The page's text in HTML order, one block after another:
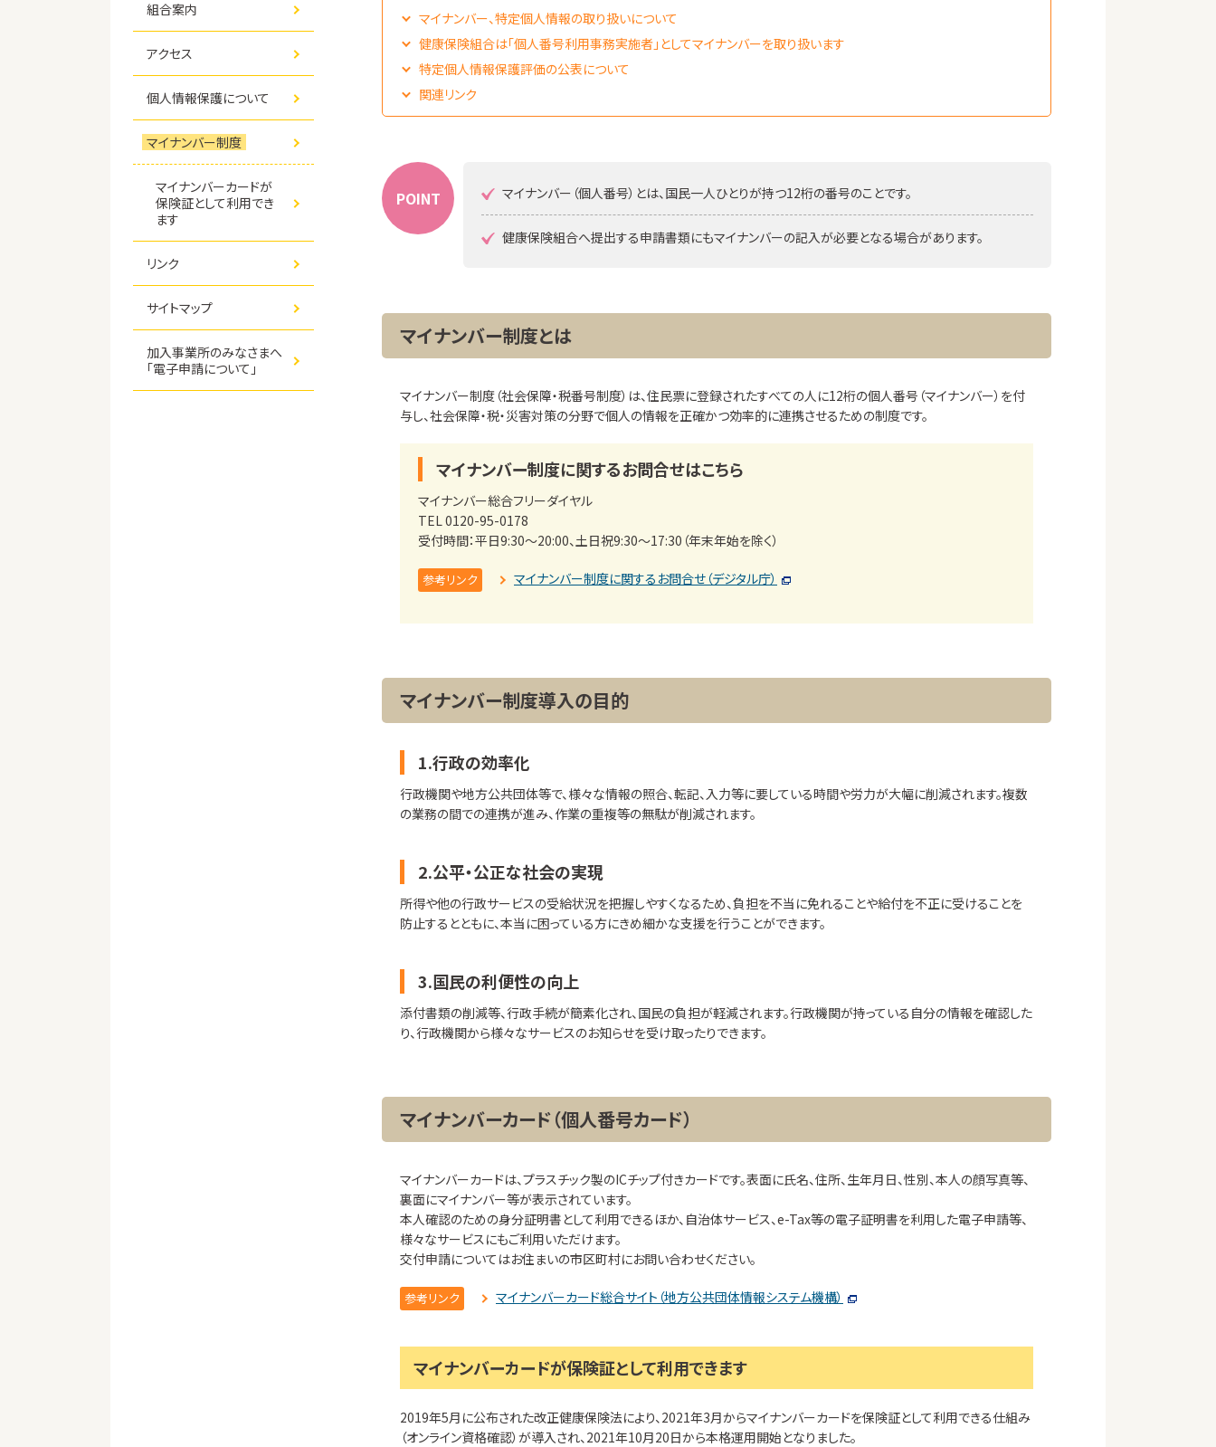
マイナンバー、特定個人情報の取り扱いについて
健康保険組合は「個人番号利用事務実施者」としてマイナンバーを取り扱います
特定個人情報保護評価の公表について
関連リンク
POINT マイナンバー（個人番号）とは、国民一人ひとりが持つ12桁の番号のことです。
健康保険組合へ提出する申請書類にもマイナンバーの記入が必要となる場合があります。
マイナンバー制度とは
マイナンバー制度（社会保障・税番号制度）は、住民票に登録されたすべての人に12桁の個人番号（マイナンバー）を付
与し、社会保障・税・災害対策の分野で個人の情報を正確かつ効率的に連携させるための制度です。
マイナンバー制度に関するお問合せはこちら
マイナンバー総合フリーダイヤル
TEL 0120-95-0178
受付時間：平日9:30～20:00、土日祝9:30～17:30（年末年始を除く）
参考リンク マイナンバー制度に関するお問合せ（デジタル庁）
マイナンバー制度導入の目的
1.行政の効率化
行政機関や地方公共団体等で、様々な情報の照合、転記、入力等に要している時間や労力が大幅に削減されます。複数
の業務の間での連携が進み、作業の重複等の無駄が削減されます。
2.公平・公正な社会の実現
所得や他の行政サービスの受給状況を把握しやすくなるため、負担を不当に免れることや給付を不正に受けることを
防止するとともに、本当に困っている方にきめ細かな支援を行うことができます。
3.国民の利便性の向上
添付書類の削減等、行政手続が簡素化され、国民の負担が軽減されます。行政機関が持っている自分の情報を確認した
り、行政機関から様々なサービスのお知らせを受け取ったりできます。
マイナンバーカード（個人番号カード）
マイナンバーカードは、プラスチック製のICチップ付きカードです。表面に氏名、住所、生年月日、性別、本人の顔写真等、
裏面にマイナンバー等が表示されています。
本人確認のための身分証明書として利用できるほか、自治体サービス、e-Tax等の電子証明書を利用した電子申請等、
様々なサービスにもご利用いただけます。
交付申請についてはお住まいの市区町村にお問い合わせください。
参考リンク マイナンバーカード総合サイト（地方公共団体情報システム機構）
マイナンバーカードが保険証として利用できます
2019年5月に公布された改正健康保険法により、2021年3月からマイナンバーカードを保険証として利用できる仕組み
（オンライン資格確認）が導入され、2021年10月20日から本格運用開始となりました。
組合案内
アクセス
個人情報保護について
マイナンバー制度
マイナンバーカードが
保険証として利用でき
ます
リンク
サイトマップ
加入事業所のみなさまへ
「電子申請について」